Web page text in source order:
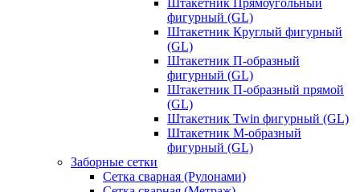
фигурный (GL)
Штакетник Круглый фигурный
(GL)
Штакетник П-образный
фигурный (GL)
Штакетник П-образный прямой
(GL)
Штакетник Twin фигурный (GL)
Штакетник М-образный
фигурный (GL)
Заборные сетки
Сетка сварная (Рулонами)